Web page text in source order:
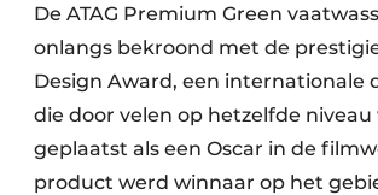
De ATAG Premium Green
onlangs bekroond met de
Design Award, een internationale
die door velen op hetzelfde
geplaatst als een Oscar in de
product werd winnaar op het